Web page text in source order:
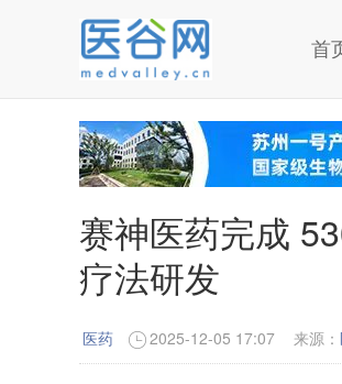
首
赛神医药完成
疗法研发
医药 2025-12-05 17:07 来源：